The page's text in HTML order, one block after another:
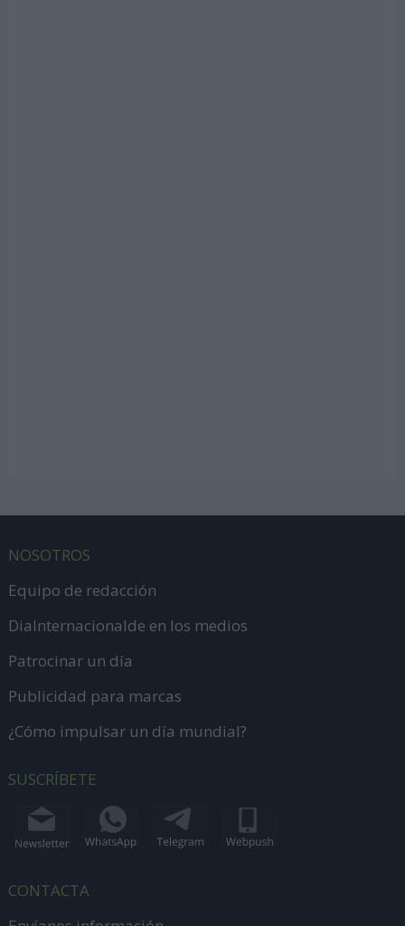
NOSOTROS
Equipo de redacción
DiaInternacionalde en los medios
Patrocinar un día
Publicidad para marcas
¿Cómo impulsar un día mundial?
SUSCRÍBETE
CONTACTA